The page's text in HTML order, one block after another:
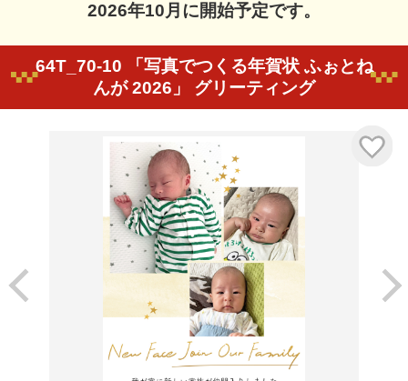
2026年10月に開始予定です。
64T_70-10 「写真でつくる年賀状 ふぉとね
んが 2026」 グリーティング